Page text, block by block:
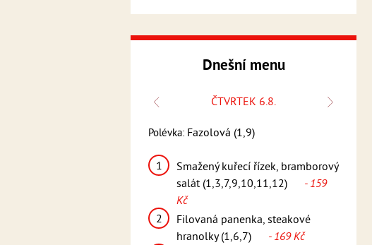
Dnešní menu
ČTVRTEK 6.8.
Polévka: Fazolová (1,9)
1
Smažený kuřecí řízek, bramborový
salát (1,3,7,9,10,11,12)
- 159
Kč
2
Filovaná panenka, steakové
hranolky (1,6,7)
- 169 Kč